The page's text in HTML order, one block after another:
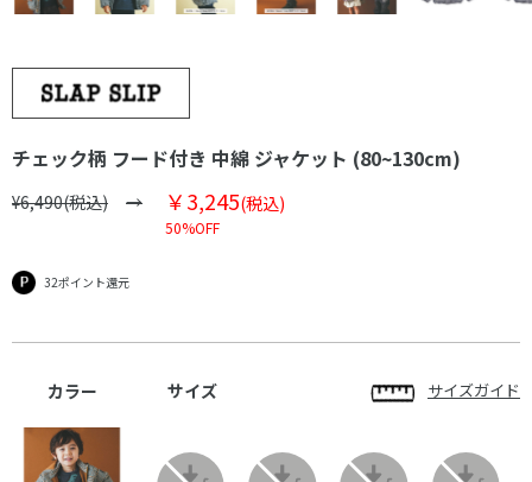
チェック柄 フード付き 中綿 ジャケット (80~130cm)
¥6,490(税込) ￥3,245(税込)
50%OFF
32ポイント還元
カラー サイズ サイズガイド